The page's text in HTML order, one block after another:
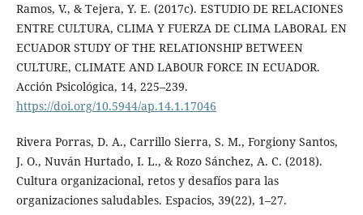
Ramos, V., & Tejera, Y. E. (2017c). ESTUDIO DE RELACIONES
ENTRE CULTURA, CLIMA Y FUERZA DE CLIMA LABORAL EN
ECUADOR STUDY OF THE RELATIONSHIP BETWEEN
CULTURE, CLIMATE AND LABOUR FORCE IN ECUADOR.
Acción Psicológica, 14, 225–239.
https://doi.org/10.5944/ap.14.1.17046
Rivera Porras, D. A., Carrillo Sierra, S. M., Forgiony Santos,
J. O., Nuván Hurtado, I. L., & Rozo Sánchez, A. C. (2018).
Cultura organizacional, retos y desafíos para las
organizaciones saludables. Espacios, 39(22), 1–27.